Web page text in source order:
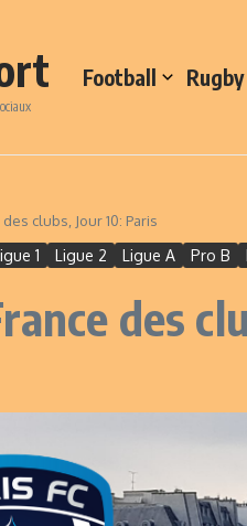
Football Rugby
clubs, Jour 10: Paris
1 Ligue 2 Ligue A Pro B
des